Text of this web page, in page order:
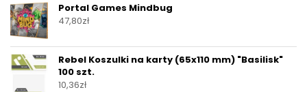
Portal Games Mindbug
47,80zł
Rebel Koszulki na karty (65x110 mm) "Basilisk"
100 szt.
10,36zł